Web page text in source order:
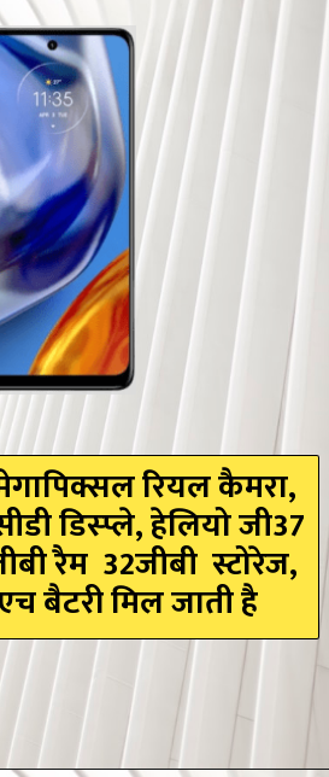
रियल कैमरा,
डिस्प्ले, हेलियो जी37
रैम 32जीबी स्टोरेज,
बैटरी मिल जाती है